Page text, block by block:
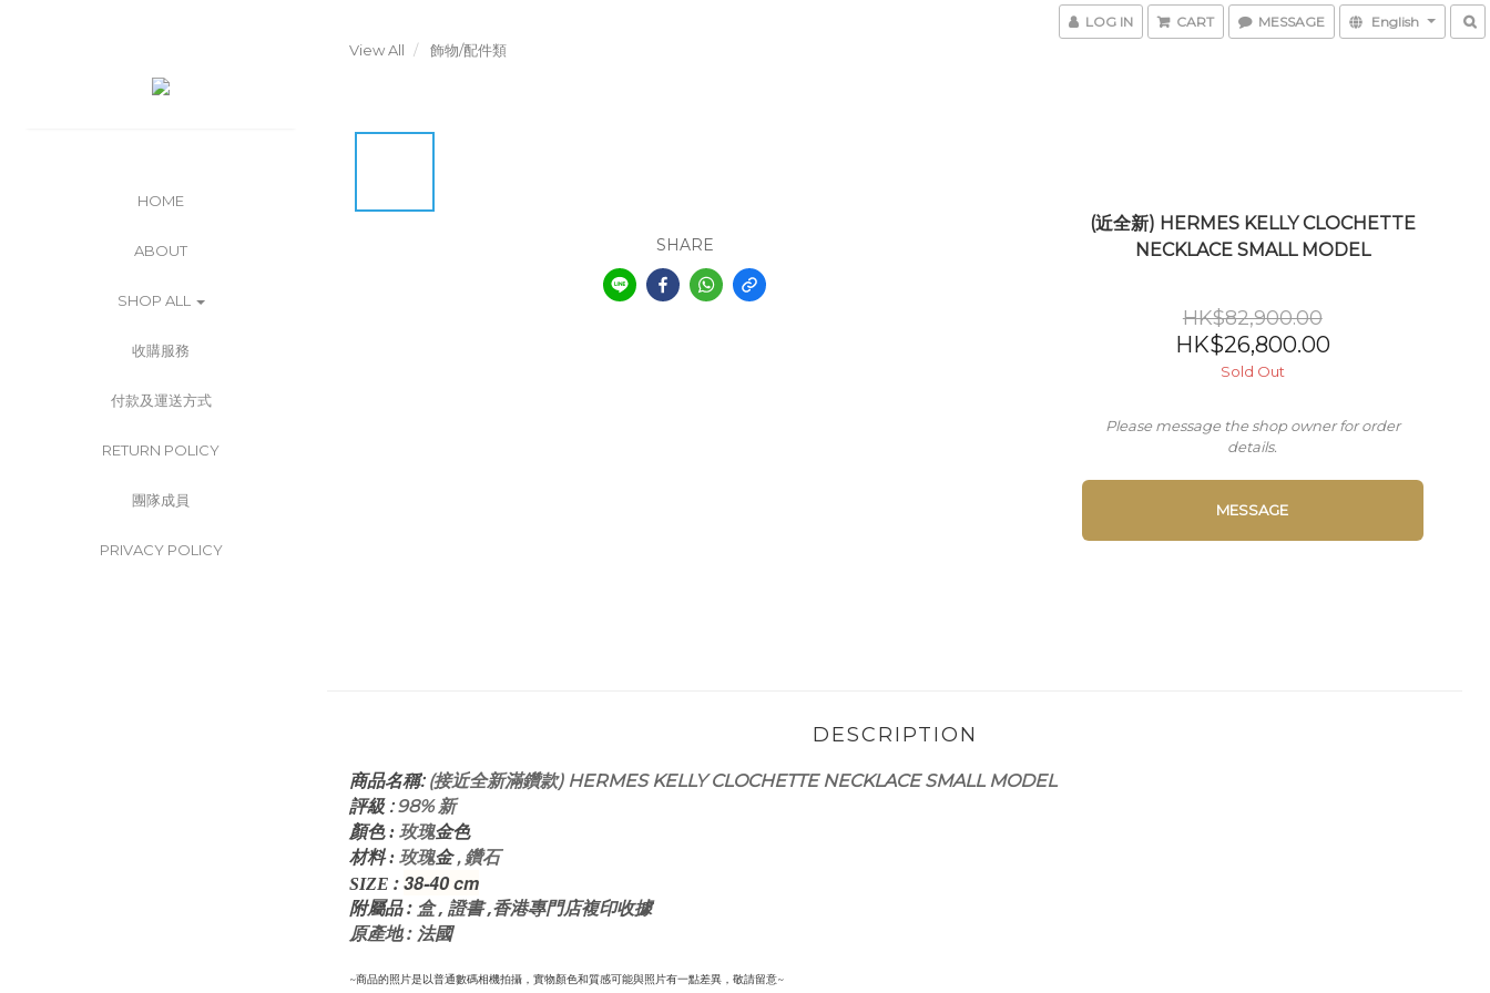
LOG IN CART MESSAGE English
HOME
ABOUT
SHOP ALL
收購服務
付款及運送方式
RETURN POLICY
團隊成員
PRIVACY POLICY
View All 飾物/配件類
SHARE
(近全新) HERMES KELLY CLOCHETTE
NECKLACE SMALL MODEL
HK$82,900.00
HK$26,800.00
Sold Out
Please message the shop owner for order
details.
MESSAGE
DESCRIPTION
商品名稱: (接近全新滿鑽款) HERMES KELLY CLOCHETTE NECKLACE SMALL MODEL
評級 :98% 新
顏色: 玫瑰金色
材料: 玫瑰金, 鑽石
SIZE :38-40 cm
附屬品: 盒 , 證書 ,香港專門店複印收據
原產地 : 法國
~商品的照片是以普通數碼相機拍攝，實物顏色和質感可能與照片有一點差異，敬請留意~